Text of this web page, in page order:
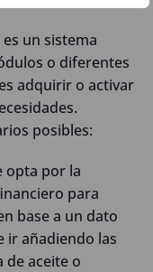
un sistema
o diferentes
adquirir o activar
posibles:
opta por la
para
base a un dato
ir añadiendo las
de aceite o